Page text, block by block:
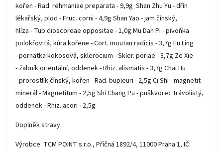
kořen - Rad. rehmaniae preparata - 9,9g Shan Zhu Yu - dřín
lékařský, plod - Fruc. corni - 4,9g Shan Yao - jam čínský,
hlíza - Tub dioscoreae oppositae - 1,0g Mu Dan Pi - pivoňka
polokřovitá, kůra kořene - Cort. moutan radicis - 3,7g Fu Ling
- pornatka kokosová, sklerocium - Skler. poriae - 3,7g Ze Xie
- žabník orientální, oddenek - Rhiz. alismatis - 3,7g Chai Hu
- prorostlík čínský, kořen - Rad. bupleuri - 2,5g Ci Shi - magnetit
minerál - Magnetitum - 2,5g Shi Chang Pu - puškvorec trávolistý,
oddenek - Rhiz. acori - 2,5g
Doplněk stravy.
Výrobce: TCM POINT s.r.o., Příčná 1892/4, 11000 Praha 1, IČ: